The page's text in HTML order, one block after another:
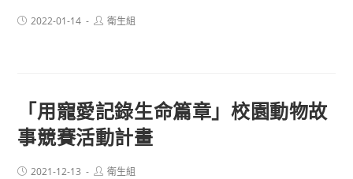
Post2022-01-14
Post衛生組
「用寵愛記錄生命篇章」校園動物故
事競賽活動計畫
Post2021-12-13
Post衛生組